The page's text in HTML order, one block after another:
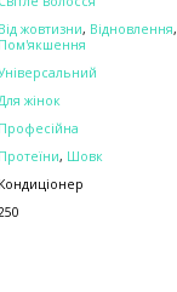
Від жовтизни, Відновлення,
Пом'якшення
жінок
Професійна
Протеїни, Шовк
Кондиціонер